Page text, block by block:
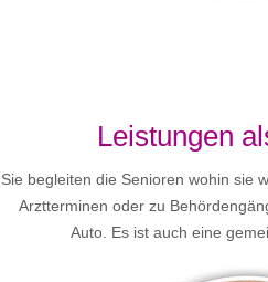
Leistungen
Sie begleiten die Senioren wohin sie
Arztterminen oder zu
Auto. Es ist auch eine